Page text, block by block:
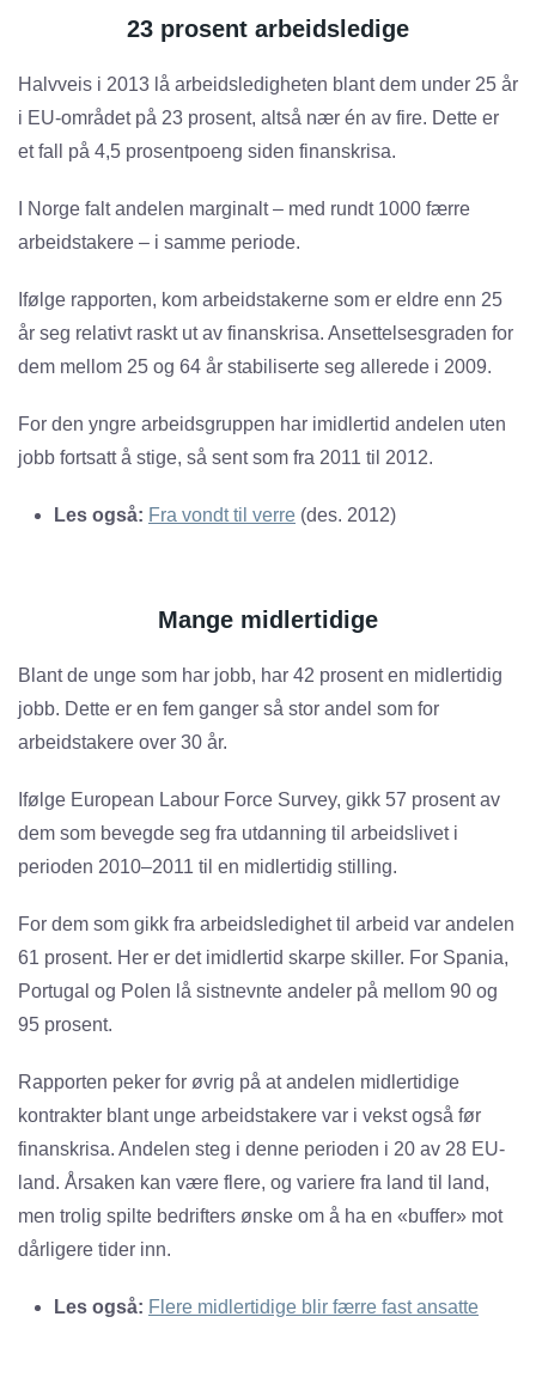
23 prosent arbeidsledige
Halvveis i 2013 lå arbeidsledigheten blant dem under 25 år
i EU-området på 23 prosent, altså nær én av fire. Dette er
et fall på 4,5 prosentpoeng siden finanskrisa.
I Norge falt andelen marginalt – med rundt 1000 færre
arbeidstakere – i samme periode.
Ifølge rapporten, kom arbeidstakerne som er eldre enn 25
år seg relativt raskt ut av finanskrisa. Ansettelsesgraden for
dem mellom 25 og 64 år stabiliserte seg allerede i 2009.
For den yngre arbeidsgruppen har imidlertid andelen uten
jobb fortsatt å stige, så sent som fra 2011 til 2012.
Les også: Fra vondt til verre (des. 2012)
Mange midlertidige
Blant de unge som har jobb, har 42 prosent en midlertidig
jobb. Dette er en fem ganger så stor andel som for
arbeidstakere over 30 år.
Ifølge European Labour Force Survey, gikk 57 prosent av
dem som bevegde seg fra utdanning til arbeidslivet i
perioden 2010–2011 til en midlertidig stilling.
For dem som gikk fra arbeidsledighet til arbeid var andelen
61 prosent. Her er det imidlertid skarpe skiller. For Spania,
Portugal og Polen lå sistnevnte andeler på mellom 90 og
95 prosent.
Rapporten peker for øvrig på at andelen midlertidige
kontrakter blant unge arbeidstakere var i vekst også før
finanskrisa. Andelen steg i denne perioden i 20 av 28 EU-
land. Årsaken kan være flere, og variere fra land til land,
men trolig spilte bedrifters ønske om å ha en «buffer» mot
dårligere tider inn.
Les også: Flere midlertidige blir færre fast ansatte